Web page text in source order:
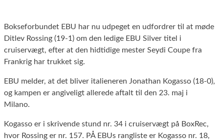
Bokseforbundet EBU har nu udpeget en udfordrer til at møde
Ditlev Rossing (19-1) om den ledige EBU Silver titel i
cruiservægt, efter at den hidtidige mester Seydi Coupe fra
Frankrig har trukket sig.
EBU melder, at det bliver italieneren Jonathan Kogasso (18-0),
og kampen er angiveligt allerede aftalt til den 23. maj i
Milano.
Kogasso er i skrivende stund nr. 34 i cruiservægt på BoxRec,
hvor Rossing er nr. 157. PÅ EBUs rangliste er Kogasso nr. 18,